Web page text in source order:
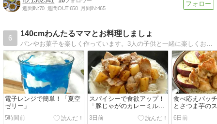
週間IN:70 週間OUT:650 月間IN:465
6
140cmわんたるママとお料理しましょ
パンやお菓子を楽しく作っています。3人の子供と一緒に楽しくお料理するのが大好きです。
電子レンジで簡単！「夏空
ゼリー」
5時間前
スパイシーで食欲アップ！
「豚じゃがのカレーミルク
そうめん」
3日前
食べ応えバッ
とさつま芋の
丼」
6日前